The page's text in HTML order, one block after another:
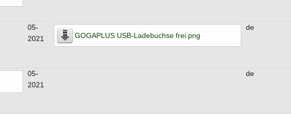
05-
2021
GOGAPLUS USB-Ladebuchse frei.png
de
05-
2021
de